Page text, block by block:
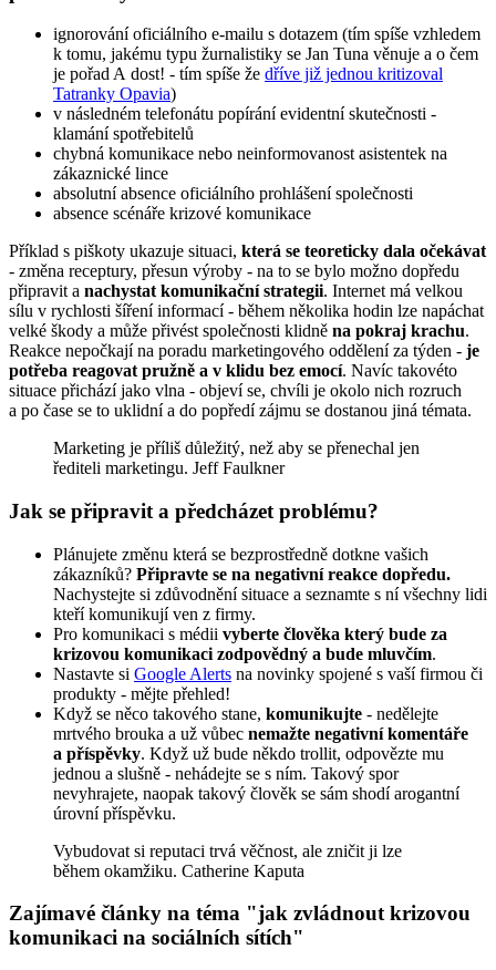
ignorování oficiálního e-mailu s dotazem (tím spíše vzhledem
k tomu, jakému typu žurnalistiky se Jan Tuna věnuje a o čem
je pořad A dost! - tím spíše že dříve již jednou kritizoval
Tatranky Opavia)
v následném telefonátu popírání evidentní skutečnosti -
klamání spotřebitelů
chybná komunikace nebo neinformovanost asistentek na
zákaznické lince
absolutní absence oficiálního prohlášení společnosti
absence scénáře krizové komunikace
Příklad s piškoty ukazuje situaci, která se teoreticky dala očekávat
- změna receptury, přesun výroby - na to se bylo možno dopředu
připravit a nachystat komunikační strategii. Internet má velkou
sílu v rychlosti šíření informací - během několika hodin lze napáchat
velké škody a může přivést společnosti klidně na pokraj krachu.
Reakce nepočkají na poradu marketingového oddělení za týden - je
potřeba reagovat pružně a v klidu bez emocí. Navíc takovéto
situace přichází jako vlna - objeví se, chvíli je okolo nich rozruch
a po čase se to uklidní a do popředí zájmu se dostanou jiná témata.
Marketing je příliš důležitý, než aby se přenechal jen
řediteli marketingu. Jeff Faulkner
Jak se připravit a předcházet problému?
Plánujete změnu která se bezprostředně dotkne vašich
zákazníků? Připravte se na negativní reakce dopředu.
Nachystejte si zdůvodnění situace a seznamte s ní všechny lidi
kteří komunikují ven z firmy.
Pro komunikaci s médii vyberte člověka který bude za
krizovou komunikaci zodpovědný a bude mluvčím.
Nastavte si Google Alerts na novinky spojené s vaší firmou či
produkty - mějte přehled!
Když se něco takového stane, komunikujte - nedělejte
mrtvého brouka a už vůbec nemažte negativní komentáře
a příspěvky. Když už bude někdo trollit, odpovězte mu
jednou a slušně - nehádejte se s ním. Takový spor
nevyhrajete, naopak takový člověk se sám shodí arogantní
úrovní příspěvku.
Vybudovat si reputaci trvá věčnost, ale zničit ji lze
během okamžiku. Catherine Kaputa
Zajímavé články na téma "jak zvládnout krizovou
komunikaci na sociálních sítích"